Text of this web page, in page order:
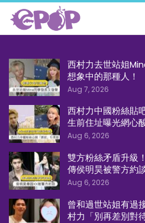
西村力去世站姐
想象中的那種人！
Aug 7, 2026
西村力中國粉絲貼
生前住址曝光網心
Aug 6, 2026
雙方粉絲矛盾升級
傳侯明昊被警方約
Aug 6, 2026
曾和過世站姐有過
村力「別再差別對